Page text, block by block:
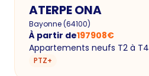
ATERPE ONA
Bayonne(64100)
À partir de197908€
Appartements neufs T2 à T4
PTZ+